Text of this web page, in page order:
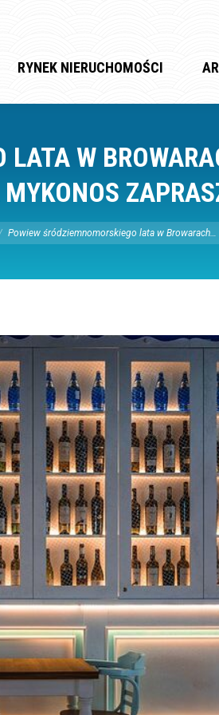
RYNEK NIERUCHOMOŚCI
LATA W
Powiew śródziemnomorskiego lata w Browarach…